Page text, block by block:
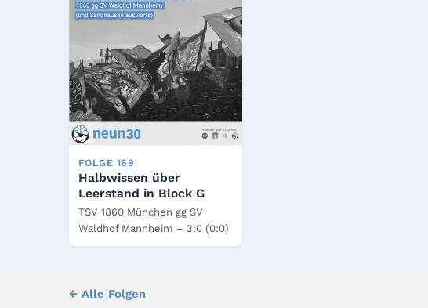
FOLGE 169
Halbwissen über
Leerstand in Block G
TSV 1860 München gg SV
Waldhof Mannheim – 3:0 (0:0)
← Alle Folgen